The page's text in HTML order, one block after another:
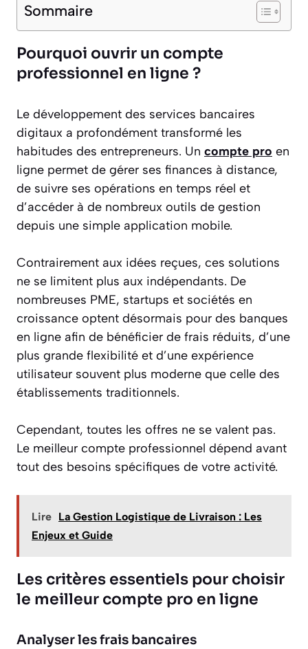
Sommaire
Pourquoi ouvrir un compte
professionnel en ligne ?
Le développement des services bancaires
digitaux a profondément transformé les
habitudes des entrepreneurs. Un compte pro en
ligne permet de gérer ses finances à distance,
de suivre ses opérations en temps réel et
d’accéder à de nombreux outils de gestion
depuis une simple application mobile.
Contrairement aux idées reçues, ces solutions
ne se limitent plus aux indépendants. De
nombreuses PME, startups et sociétés en
croissance optent désormais pour des banques
en ligne afin de bénéficier de frais réduits, d’une
plus grande flexibilité et d’une expérience
utilisateur souvent plus moderne que celle des
établissements traditionnels.
Cependant, toutes les offres ne se valent pas.
Le meilleur compte professionnel dépend avant
tout des besoins spécifiques de votre activité.
Lire La Gestion Logistique de Livraison : Les
Enjeux et Guide
Les critères essentiels pour choisir
le meilleur compte pro en ligne
Analyser les frais bancaires